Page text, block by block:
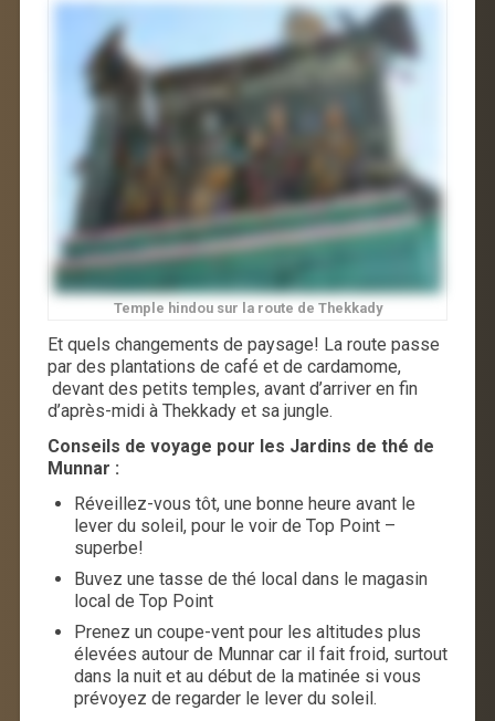
Temple hindou sur la route de Thekkady
Et quels changements de paysage! La route passe
par des plantations de café et de cardamome,
devant des petits temples, avant d’arriver en fin
d’après-midi à Thekkady et sa jungle.
Conseils de voyage pour les Jardins de thé de
Munnar :
Réveillez-vous tôt, une bonne heure avant le
lever du soleil, pour le voir de Top Point –
superbe!
Buvez une tasse de thé local dans le magasin
local de Top Point
Prenez un coupe-vent pour les altitudes plus
élevées autour de Munnar car il fait froid, surtout
dans la nuit et au début de la matinée si vous
prévoyez de regarder le lever du soleil.